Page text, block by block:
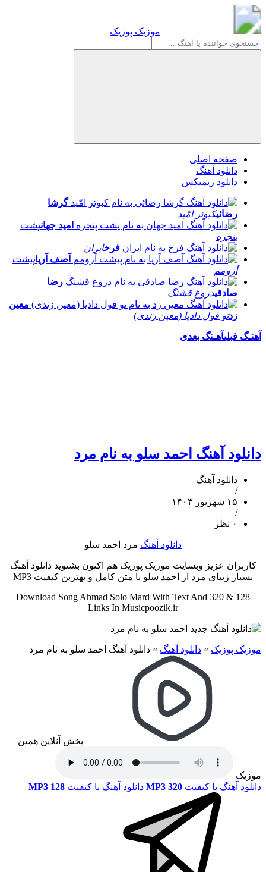
موزیک پوزیک
صفحه اصلی
دانلود آهنگ
دانلود ریمیکس
گرشا
رضائیکبوتر امّید
امید جهانپشت
پنجره
فرخایران
آصف آریاپیشت
آرومم
رضا
صادقیدروغ قشنگ
معین
زدتو قول دادیا (معین زندی)
آهنـگ قبلیآهـنگ بعدی
دانلود آهنگ احمد سلو به نام مرد
دانلود آهنگ
/
۱۵ شهریور ۱۴۰۳
/
۰ نظر
دانلود آهنگ مرد احمد سلو
کاربران عزیز وبسایت موزیک پوزیک هم اکنون بشنوید دانلود آهنگ
بسیار زیبای مرد از احمد سلو با متن کامل و بهترین کیفیت MP3
Download Song Ahmad Solo Mard With Text And 320 & 128
Links In Musicpoozik.ir
موزیک پوزیک » دانلود آهنگ » دانلود آهنگ احمد سلو به نام مرد
پخش آنلاین همین
موزیک
دانلود آهنگ با کیفیت MP3 320 دانلود آهنگ با کیفیت MP3 128